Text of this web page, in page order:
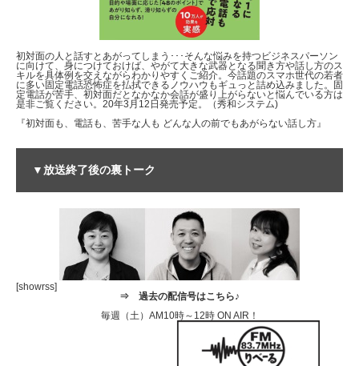
初対面の人と話すとあがってしまう･･･そんな悩みを持つビジネスパーソン
に向けて、身につけておけば、やがて大きな武器となる聞き方や話し方のス
キルを具体例を交えながらわかりやすくご紹介。今話題のスマホ世代の若者
に多い固定電話恐怖症を払拭できるノウハウもギュっと詰め込みました。固
定電話が苦手、初対面だとなかなか会話が盛り上がらないと悩んでいる方は
是非ご覧ください。20年3月12日発売予定。（秀和システム)
『初対面も、電話も、苦手な人も どんな人の前でもあがらない話し方』
▼放送終了後の裏トーク
[showrss]
⇒ 過去の配信号はこちら♪
毎週（土）AM10時～12時 ON AIR！